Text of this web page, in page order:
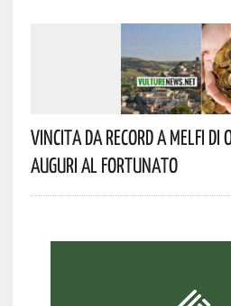
Vincita Da Record A Melfi
Auguri Al Fortunato